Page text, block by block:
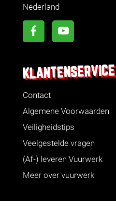
Nederland
KLANTENSERVICE
Contact
Algemene Voorwaarden
Veiligheidstips
Veelgestelde vragen
(Af-) leveren Vuurwerk
Meer over vuurwerk